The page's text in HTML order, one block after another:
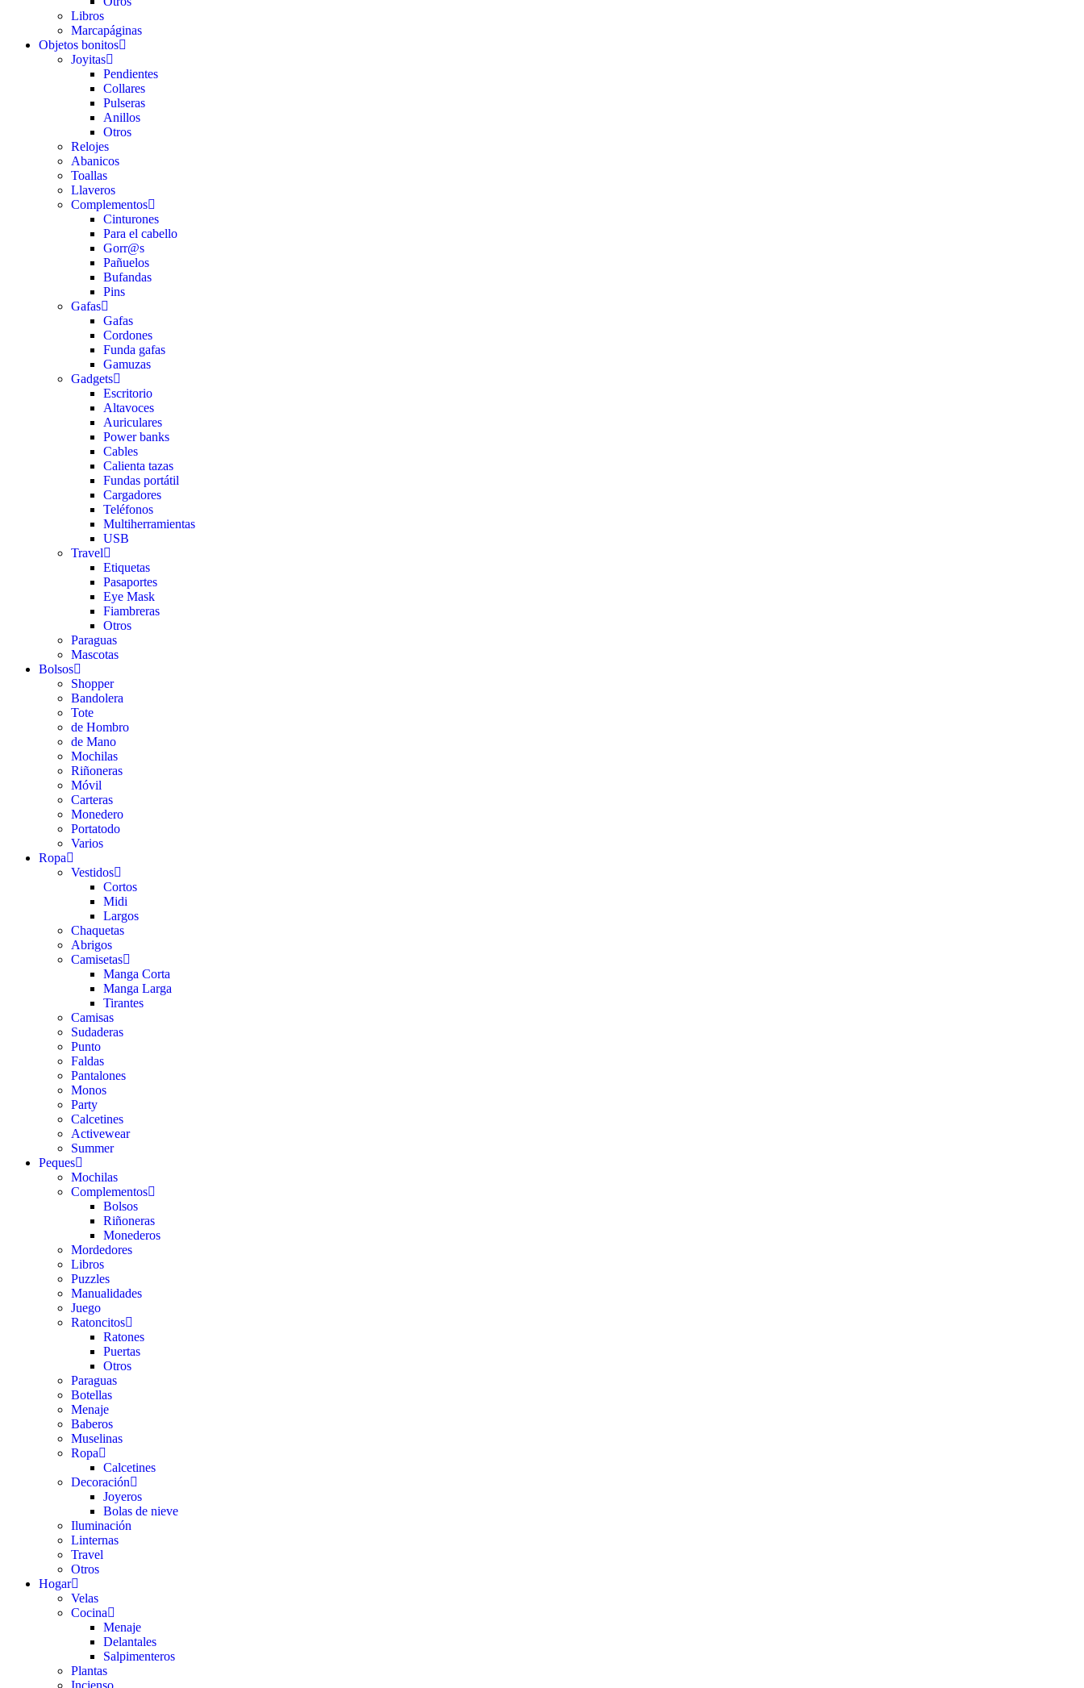
Libros
Marcapáginas
Objetos bonitos
Joyitas
Pendientes
Collares
Pulseras
Anillos
Otros
Relojes
Abanicos
Toallas
Llaveros
Complementos
Cinturones
Para el cabello
Gorr@s
Pañuelos
Bufandas
Pins
Gafas
Gafas
Cordones
Funda gafas
Gamuzas
Gadgets
Escritorio
Altavoces
Auriculares
Power banks
Cables
Calienta tazas
Fundas portátil
Cargadores
Teléfonos
Multiherramientas
USB
Travel
Etiquetas
Pasaportes
Eye Mask
Fiambreras
Otros
Paraguas
Mascotas
Bolsos
Shopper
Bandolera
Tote
de Hombro
de Mano
Mochilas
Riñoneras
Móvil
Carteras
Monedero
Portatodo
Varios
Ropa
Vestidos
Cortos
Midi
Largos
Chaquetas
Abrigos
Camisetas
Manga Corta
Manga Larga
Tirantes
Camisas
Sudaderas
Punto
Faldas
Pantalones
Monos
Party
Calcetines
Activewear
Summer
Peques
Mochilas
Complementos
Bolsos
Riñoneras
Monederos
Mordedores
Libros
Puzzles
Manualidades
Juego
Ratoncitos
Ratones
Puertas
Otros
Paraguas
Botellas
Menaje
Baberos
Muselinas
Ropa
Calcetines
Decoración
Joyeros
Bolas de nieve
Iluminación
Linternas
Travel
Otros
Hogar
Velas
Cocina
Menaje
Delantales
Salpimenteros
Plantas
Incienso